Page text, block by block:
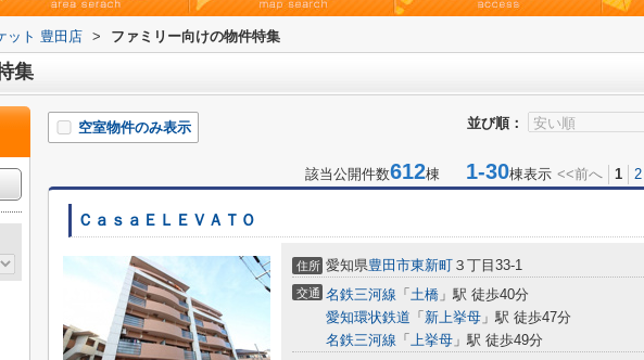
ット 豊田店 > ファミリー向けの物件特集
集
並び順：
空室物件のみ表示
該当公開件数612棟 1-30棟表示 <<前へ 1 2
ＣａｓａＥＬＥＶＡＴＯ
住所 愛知県豊田市東新町 ３丁目33-1
交通 名鉄三河線 「 土橋 」駅 徒歩40分
愛知環状鉄道 「 新上挙母 」駅 徒歩47分
名鉄三河線 「 上挙母 」駅 徒歩49分